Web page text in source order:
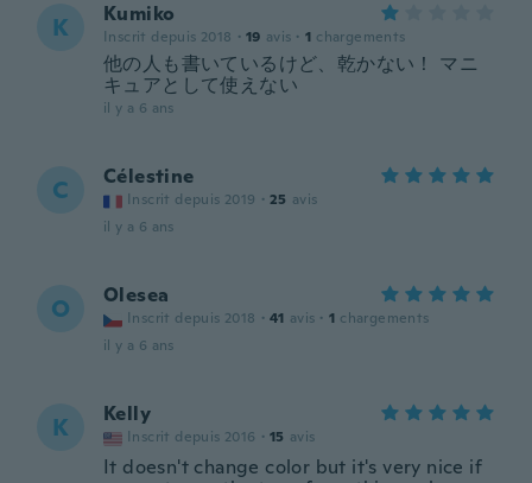
K Kumiko
Inscrit depuis 2018 · 19 avis · 1 chargements
他の人も書いているけど、乾かない！ マニ
キュアとして使えない
il y a 6 ans
C Célestine
Inscrit depuis 2019 · 25 avis
il y a 6 ans
O Olesea
Inscrit depuis 2018 · 41 avis · 1 chargements
il y a 6 ans
K Kelly
Inscrit depuis 2016 · 15 avis
It doesn't change color but it's very nice if